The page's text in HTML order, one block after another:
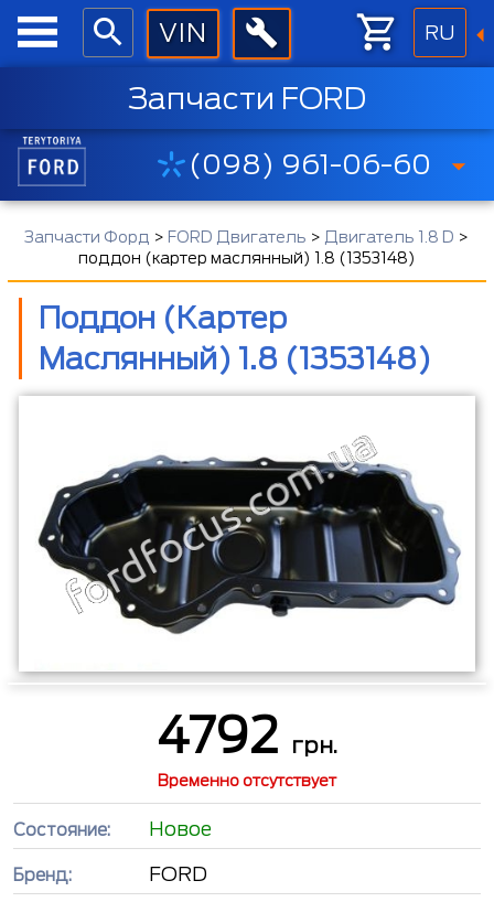
RU
Запчасти FORD
(098) 961-06-60
Запчасти Форд > FORD Двигатель > Двигатель 1.8 D >
поддон (картер маслянный) 1.8 (1353148)
Поддон (картер
Маслянный) 1.8 (1353148)
4792 грн.
Временно отсутствует
Состояние: Новое
Бренд: FORD